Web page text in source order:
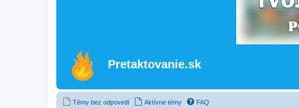
Pretaktovanie.sk
Témy bez odpovedí Aktívne témy FAQ